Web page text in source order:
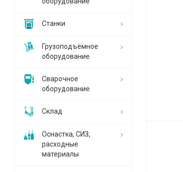
Станки
Грузоподъёмное
оборудование
Сварочное
оборудование
Склад
Оснастка, СИЗ,
расходные
материалы